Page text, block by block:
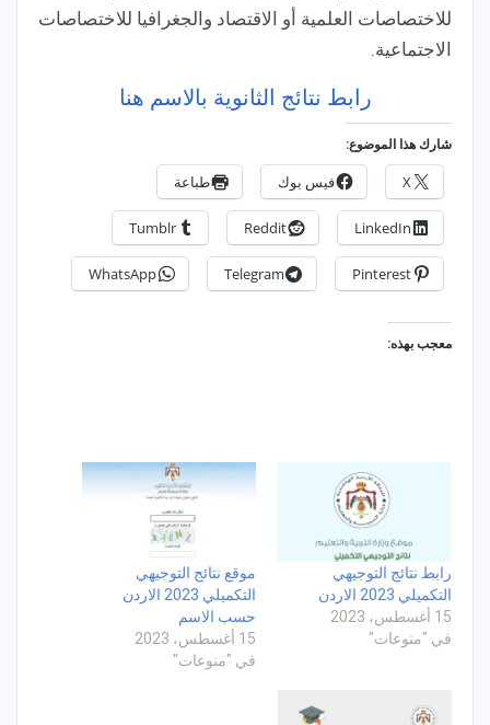
للاختصاصات العلمية أو الاقتصاد والجغرافيا للاختصاصات
الاجتماعية.
رابط نتائج الثانوية بالاسم هنا
شارك هذا الموضوع:
X فيس بوك طباعة
LinkedIn
Reddit
Tumblr
Pinterest
Telegram
WhatsApp
معجب بهذه:
رابط نتائج التوجيهي
التكميلي 2023 الاردن
15 أغسطس، 2023
في "منوعات"
موقع نتائج التوجيهي
التكميلي 2023 الاردن
حسب الاسم
15 أغسطس، 2023
في "منوعات"